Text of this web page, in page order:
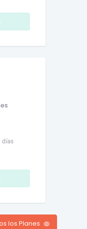
días
los Planes